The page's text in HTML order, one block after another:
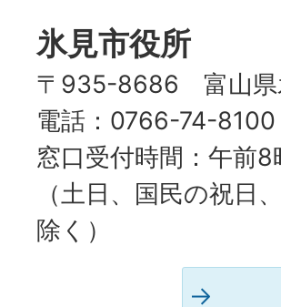
氷見市役所
〒935-8686 富山県
電話：0766-74-8100
窓口受付時間：午前
（土日、国民の祝日
除く）